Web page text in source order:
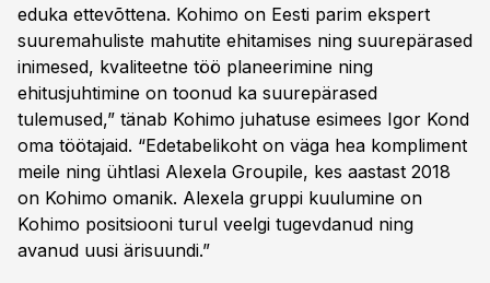
eduka ettevõttena. Kohimo on Eesti parim ekspert
suuremahuliste mahutite ehitamises ning suurepärased
inimesed, kvaliteetne töö planeerimine ning
ehitusjuhtimine on toonud ka suurepärased
tulemused,” tänab Kohimo juhatuse esimees Igor Kond
oma töötajaid. “Edetabelikoht on väga hea kompliment
meile ning ühtlasi Alexela Groupile, kes aastast 2018
on Kohimo omanik. Alexela gruppi kuulumine on
Kohimo positsiooni turul veelgi tugevdanud ning
avanud uusi ärisuundi.”